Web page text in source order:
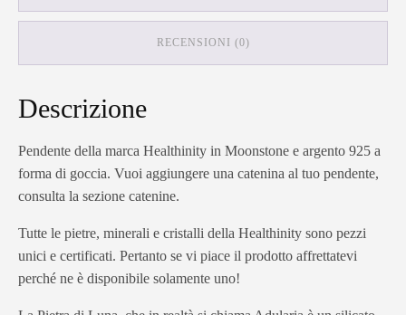
RECENSIONI (0)
Descrizione
Pendente della marca Healthinity in Moonstone e argento 925 a
forma di goccia. Vuoi aggiungere una catenina al tuo pendente,
consulta la sezione catenine.
Tutte le pietre, minerali e cristalli della Healthinity sono pezzi
unici e certificati. Pertanto se vi piace il prodotto affrettatevi
perché ne è disponibile solamente uno!